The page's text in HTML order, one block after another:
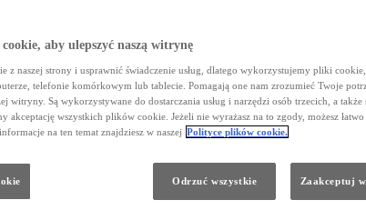
aby ulepszyć naszą witrynę
z naszej strony i usprawnić świadczenie usług, dlatego wykorzystujemy pliki
telefonie komórkowym lub tablecie. Pomagają one nam zrozumieć Twoje
witryny. Są wykorzystywane do dostarczania usług i narzędzi osób trzecich, a także
akceptację wszystkich plików cookie. Jeżeli nie wyrażasz na to zgody, możesz
na ten temat znajdziesz w naszej Polityce plików cookie.
Odrzuć wszystkie Zaakceptuj